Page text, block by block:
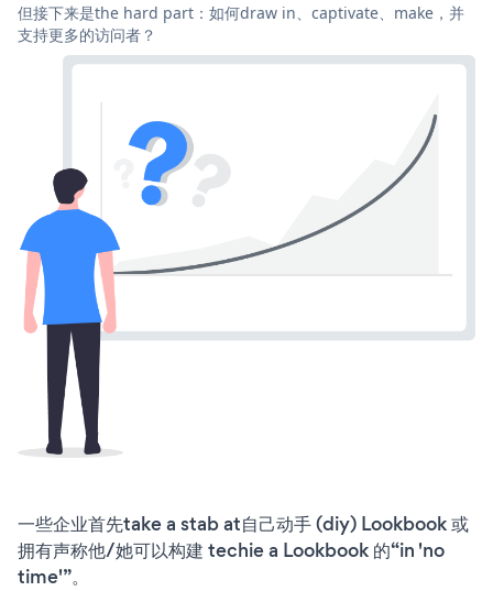
但接下来是the hard part：如何draw in、captivate、make，并
支持更多的访问者？
一些企业首先take a stab at自己动手 (diy) Lookbook 或
拥有声称他/她可以构建 techie a Lookbook 的“in 'no
time'”。